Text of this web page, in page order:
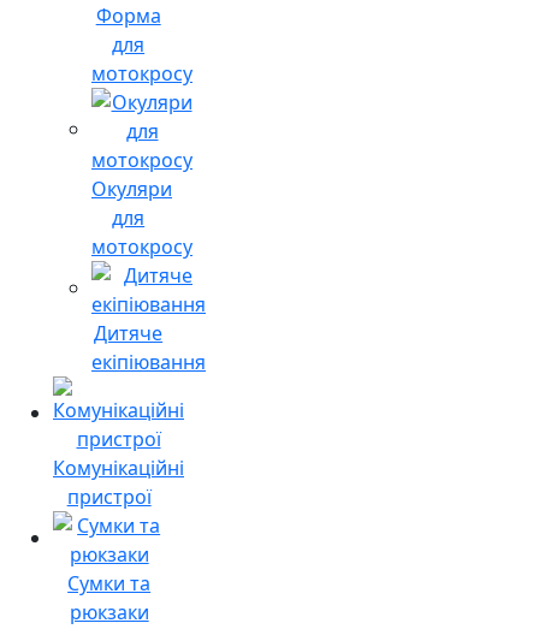
Форма
для
мотокросу
Окуляри
для
мотокросу
Дитяче
екіпіювання
Комунікаційні
пристрої
Сумки та
рюкзаки